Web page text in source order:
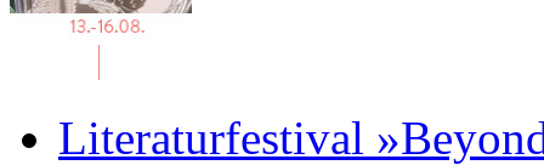
Literaturfestival